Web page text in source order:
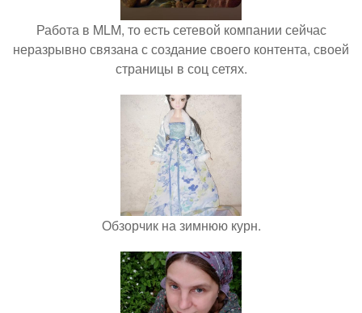
Работа в MLM, то есть сетевой компании сейчас
неразрывно связана с создание своего контента, своей
страницы в соц сетях.
Обзорчик на зимнюю курн.